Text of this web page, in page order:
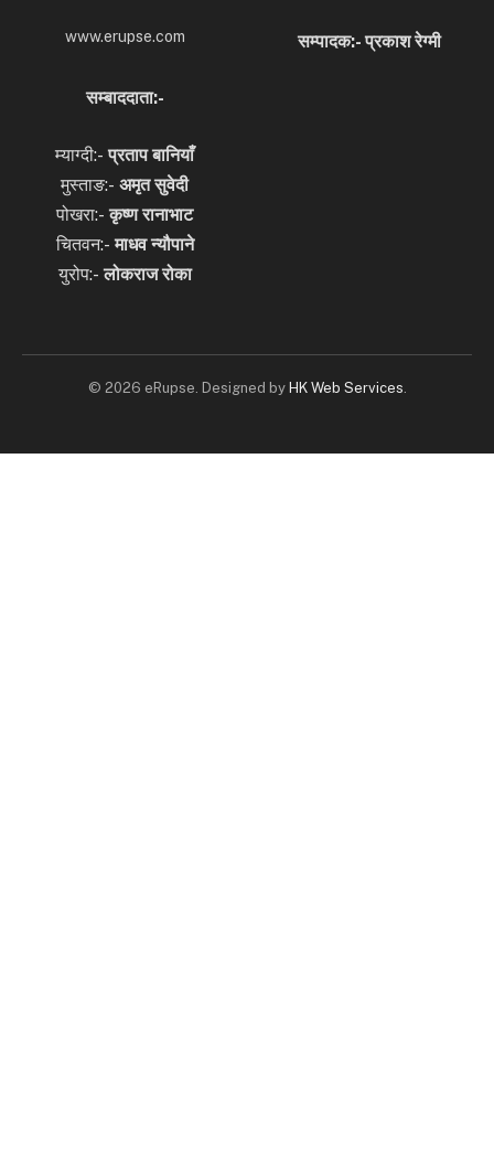
www.erupse.com सम्पादक:- प्रकाश रेग्मी
सम्बाददाता:-
म्याग्दी:-प्रताप बानियाँ
मुस्ताङ:- अमृत सुवेदी
पोखरा:-कृष्ण रानाभाट
चितवन:-माधव न्यौपाने
युरोप:-लोकराज रोका
© 2026 eRupse. Designed by HK Web Services.